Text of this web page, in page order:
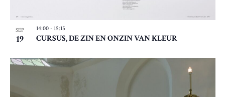
SEP
19 CURSUS, DE ZIN EN ONZIN VAN KLEUR
14:00 - 15:15